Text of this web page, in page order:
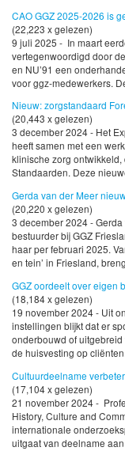
CAO GGZ 2025-2026 is
(22,223 x gelezen)
9 juli 2025 - In maart
vertegenwoordigd door
en NU’91 een
voor ggz-medewerkers.
Nieuw: zorgstandaard
(20,443 x gelezen)
3 december 2024 - Het
heeft samen met een
klinische zorg
Standaarden. Deze
Gerda van der Meer
(20,220 x gelezen)
3 december 2024 -
bestuurder bij GGZ
haar per februari 2025.
en tein’ in Friesland,
GGZ oordeelt over eigen
(18,184 x gelezen)
19 november 2024 - Uit
instellingen blijkt dat er
onderbouwd of
de huisvesting op
Cultuurdeelname
(17,104 x gelezen)
21 november 2024 -
History, Culture and
internationale
uitgaat van deelname